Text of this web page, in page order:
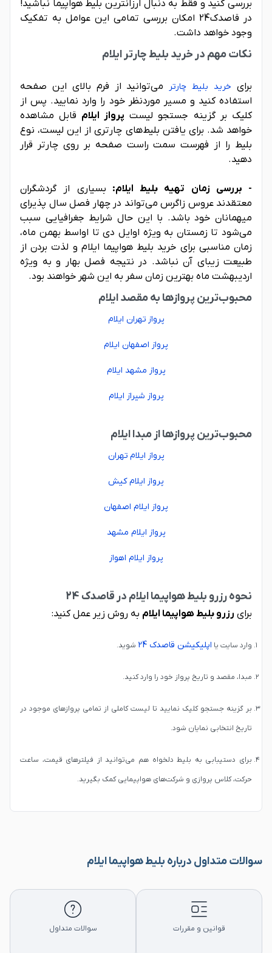
بررسی کنید و فقط به دنبال ارزانترین بلیط هواپیما نباشید!
در قاصدک24 امکان بررسی تمامی این عوامل به تفکیک
وجود خواهد داشت.
نکات مهم در خرید بلیط چارتر ایلام
برای خرید بلیط چارتر
می‌توانید از فرم بالای این صفحه
استفاده کنید و مسیر موردنظر خود را وارد نمایید. پس از
کلیک بر گزینه جستجو لیست پرواز ایلام قابل مشاهده
خواهد شد. برای یافتن بلیط‌های چارتری از این لیست، نوع
بلیط را از فهرست سمت راست صفحه بر روی چارتر قرار
دهید.
- بررسی زمان تهیه بلیط ایلام: بسیاری از گردشگران
معتقدند عروس زاگرس می‌تواند در چهار فصل سال پذیرای
میهمانان خود باشد. با این حال شرایط جغرافیایی سبب
می‌شود تا زمستان به ویژه اوایل دی تا اواسط بهمن ماه،
زمان مناسبی برای خرید بلیط هواپیما ایلام و لذت بردن از
طبیعت زیبای آن نباشد. در نتیجه فصل بهار و به ویژه
اردیبهشت ماه بهترین زمان سفر به این شهر خواهند بود.
محبوب‌ترین پروازها به مقصد ایلام
پرواز تهران ایلام
پرواز اصفهان ایلام
پرواز مشهد ایلام
پرواز شیراز ایلام
محبوب‌ترین پروازها از مبدا ایلام
پرواز ایلام تهران
پرواز ایلام کیش
پرواز ایلام اصفهان
پرواز ایلام مشهد
پرواز ایلام اهواز
نحوه رزرو بلیط هواپیما ایلام در قاصدک 24
برای رزرو بلیط هواپیما ایلام به روش زیر عمل کنید:
وارد سایت یا اپلیکیشن قاصدک 24 شوید.
مبدا، مقصد و تاریخ پرواز خود را وارد کنید.
بر گزینه جستجو کلیک نمایید تا لیست کاملی از تمامی پروازهای موجود در
تاریخ انتخابی نمایان شود.
برای دستیبابی به بلیط دلخواه هم می‌توانید از فیلترهای قیمت، ساعت
حرکت، کلاس پروازی و شرکت‌های هواپیمایی کمک بگیرید.
سوالات متداول درباره بلیط هواپیما ایلام
قوانین و مقررات سوالات متداول